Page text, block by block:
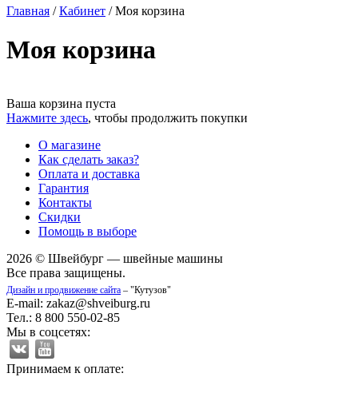
Главная /Кабинет /Моя корзина
Моя корзина
Ваша корзина пуста
Нажмите здесь, чтобы продолжить покупки
О магазине
Как сделать заказ?
Оплата и доставка
Гарантия
Контакты
Скидки
Помощь в выборе
2026 © Швейбург — швейные машины
Все права защищены.
Дизайн и продвижение сайта – "Кутузов"
E-mail: zakaz@shveiburg.ru
Тел.: 8 800 550-02-85
Мы в соцсетях:
Принимаем к оплате: